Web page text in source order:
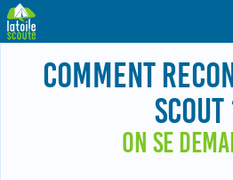
COMMENT
ON SE